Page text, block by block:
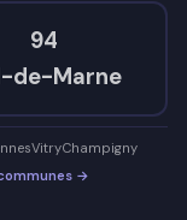
94
de-Marne
VitryChampigny
→